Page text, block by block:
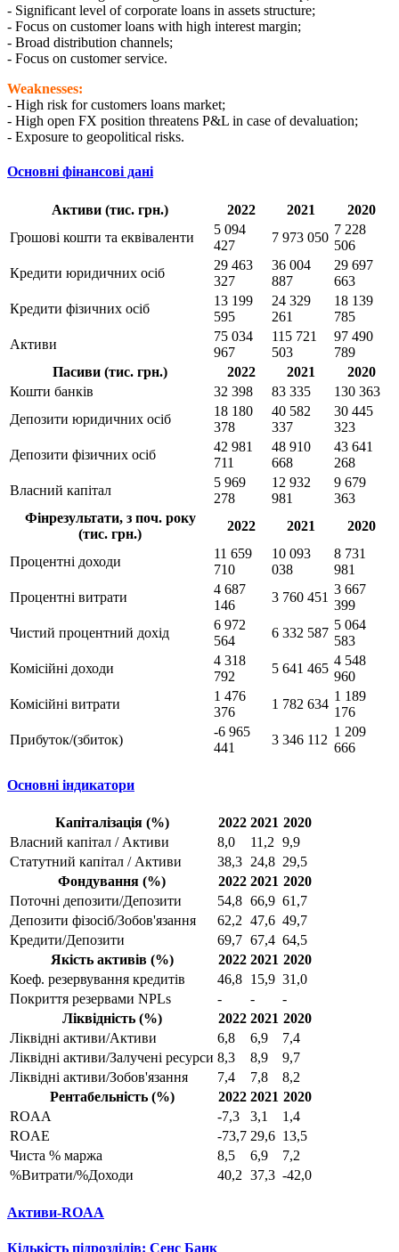
- Significant level of corporate loans in assets structure;
- Focus on customer loans with high interest margin;
- Broad distribution channels;
- Focus on customer service.
Weaknesses:
- High risk for customers loans market;
- High open FX position threatens P&L in case of devaluation;
- Exposure to geopolitical risks.
Основні фінансові дані
Активи (тис. грн.) 2022 2021
2020
Грошові кошти та еквіваленти
5 094
427
7 973 050
7 228
506
Кредити юридичних осіб
29 463
327
36 004
887
29 697
663
Кредити фізичних осіб
13 199
595
24 329
261
18 139
785
Активи
75 034
967
115 721
503
97 490
789
Пасиви (тис. грн.)
2022 2021
2020
Кошти банків
32 398 83 335
130 363
Депозити юридичних осіб
18 180
378
40 582
337
30 445
323
Депозити фізичних осіб
42 981
711
48 910
668
43 641
268
Власний капітал
5 969
278
12 932
981
9 679
363
Фінрезультати, з поч. року
(тис. грн.)
2022 2021 2020
Процентні доходи
11 659
710
10 093
038
8 731
981
Процентні витрати
4 687
146
3 760 451
3 667
399
Чистий процентний дохід
6 972
564
6 332 587
5 064
583
Комісійні доходи
4 318
792
5 641 465
4 548
960
Комісійні витрати
1 476
376
1 782 634
1 189
176
Прибуток/(збиток)
-6 965
441
3 346 112
1 209
666
Основні індикатори
Капіталізація (%) 2022 2021 2020
Власний капітал / Активи
8,0 11,2 9,9
Статутний капітал / Активи
38,3 24,8 29,5
Фондування (%)
2022 2021 2020
Поточні депозити/Депозити
54,8 66,9 61,7
Депозити фізосіб/Зобов'язання
62,2 47,6 49,7
Кредити/Депозити
69,7 67,4 64,5
Якість активів (%)
2022 2021 2020
Коеф. резервування кредитів
46,8 15,9 31,0
Покриття резервами NPLs
- -
-
Ліквідність (%)
2022 2021 2020
Ліквідні активи/Активи
6,8 6,9
7,4
Ліквідні активи/Залучені ресурси 8,3 8,9
9,7
Ліквідні активи/Зобов'язання
7,4 7,8
8,2
Рентабельність (%)
2022 2021 2020
ROAA
-7,3 3,1
1,4
ROAE
-73,7 29,6 13,5
Чиста % маржа
8,5 6,9
7,2
%Витрати/%Доходи
40,2 37,3 -42,0
Активи-ROAA
Кількість підрозділів: Сенс Банк